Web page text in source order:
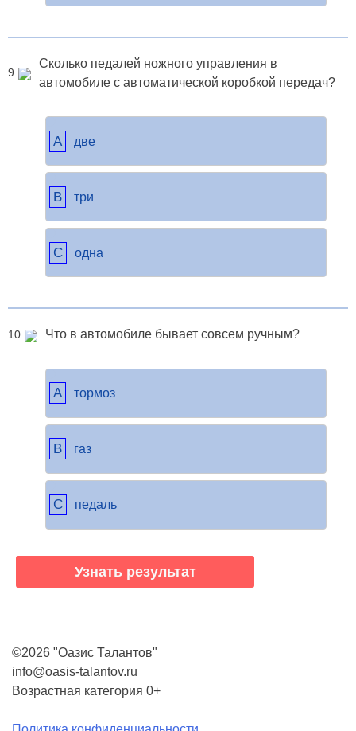
9
Сколько педалей ножного управления в
автомобиле с автоматической коробкой передач?
A две
B три
C одна
10 Что в автомобиле бывает совсем ручным?
A тормоз
B газ
C педаль
©2026 "Оазис Талантов"
info@oasis-talantov.ru
Возрастная категория 0+